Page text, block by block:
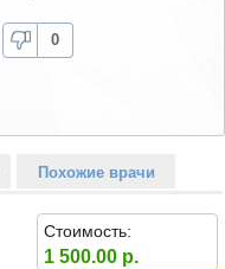
0
Похожие врачи
Стоимость:
1 500.00 р.